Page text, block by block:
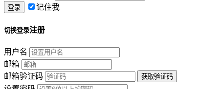
记住我
切换登录注册
用户名
邮箱
邮箱验证码